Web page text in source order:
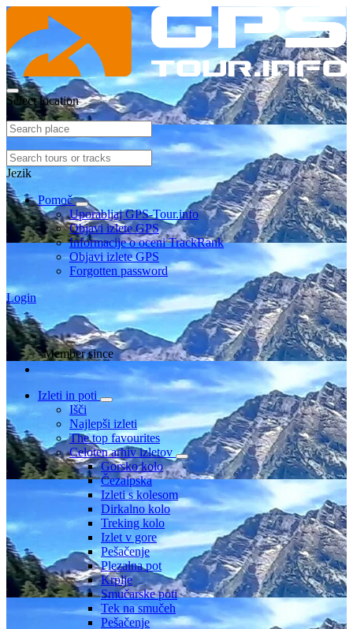
Select location
Jezik
Pomoč
Uporabljaj GPS-Tour.info
Objavi izlete GPS
Informacije o oceni TrackRank
Objavi izlete GPS
Forgotten password
Login
Member since
Izleti in poti
Išči
Najlepši izleti
The top favourites
Celoten arhiv izletov
Gorsko kolo
Čezalpska
Izleti s kolesom
Dirkalno kolo
Treking kolo
Izlet v gore
Pešačenje
Plezalna pot
Krplje
Smučarske poti
Tek na smučeh
Pešačenje